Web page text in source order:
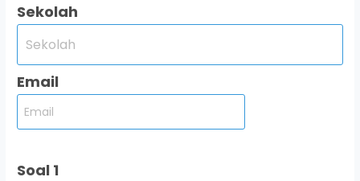
Sekolah
Email
Soal 1